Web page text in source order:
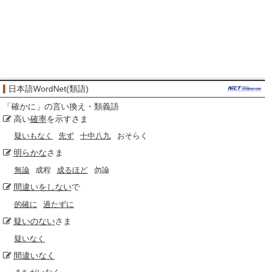
日本語WordNet(類語)
「確かに 」の言い換え・類義語
高い確率を示すさま
疑いもなく 先ず 十中八九 おそらく
明らかなさま
無論 成程 成るほど 勿論
間違いをしないで
的確に 過たずに
疑いのないさま
疑いなく
間違いなく